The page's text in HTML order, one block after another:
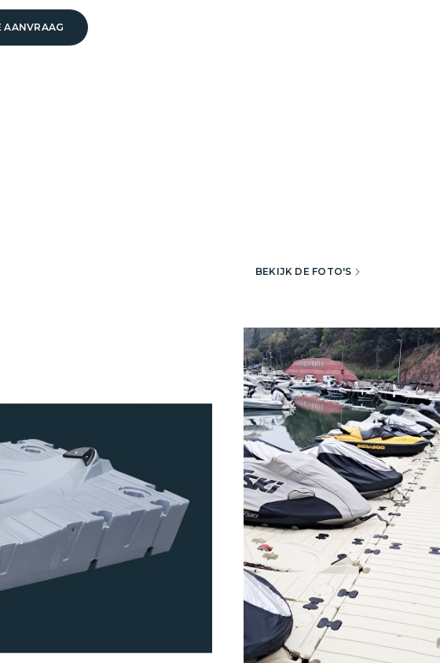
AANVRAAG
BEKIJK DE FOTO'S